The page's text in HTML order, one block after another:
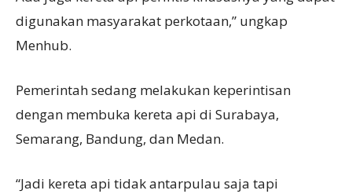
digunakan masyarakat perkotaan,” ungkap
Menhub.
Pemerintah sedang melakukan keperintisan
dengan membuka kereta api di Surabaya,
Semarang, Bandung, dan Medan.
“Jadi kereta api tidak antarpulau saja tapi